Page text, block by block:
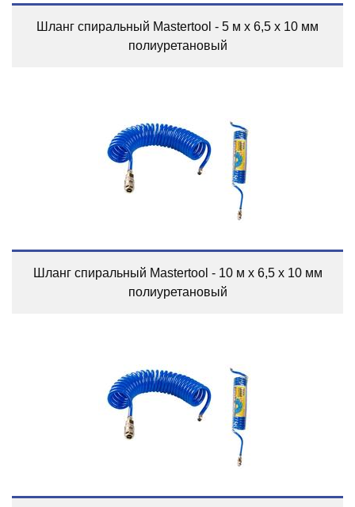
Шланг спиральный Mastertool - 5 м x 6,5 x 10 мм
полиуретановый
Шланг спиральный Mastertool - 10 м x 6,5 x 10 мм
полиуретановый